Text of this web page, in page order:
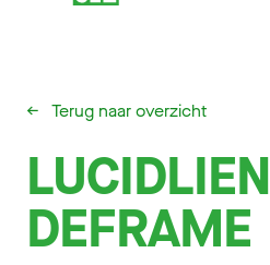
← Terug naar overzicht
LUCIDLIEN
DEFRAME